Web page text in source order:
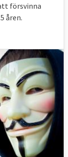
försvinna
åren.